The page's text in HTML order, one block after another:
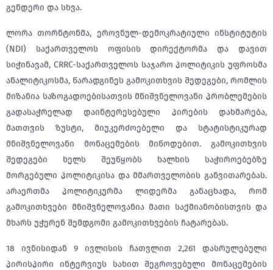
გენდერი და სხვა.
ლორა თორნტონმა, ეროვნულ-დემოკრატიული ინსტიტუტის
(NDI) საქართველოს ოფისის დირექტორმა და დავით
სიჭინავამ, CRRC-საქართველოს საჯარო პოლიტიკის უფროსმა
ანალიტიკოსმა, წარადგინეს გამოკითხვის შედეგები, რომლის
მიზანია საზოგადოებისათვის მნიშვნელოვანი პრობლემების
გადასაჭრელად დაინტერესებული პირების დახმარება,
მათთვის ზუსტი, მიუკერძოებელი და სტატისტიკურად
მნიშვნელოვანი მონაცემების მიწოდებით. გამოკითხვის
შედეგები ხელს შეუწყობს ხალხის საჭიროებებზე
მორგებული პოლიტიკისა და მმართველობის განვითარებას.
არაერთმა პოლიტიკურმა ლიდერმა განაცხადა, რომ
გამოკითხვები მნიშვნელოვანია მათი საქმიანობისთვის და
მხარს უჭერენ შემდგომი გამოკითხვების ჩატარებას.
18 ივნისიდან 9 ივლისის ჩათვლით 2,261 დასრულებული
პირისპირი ინტერვიუს სახით შეგროვებული მონაცემების